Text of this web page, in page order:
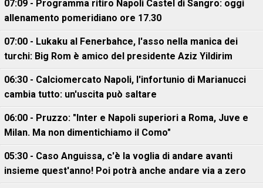
07:09 - Programma ritiro Napoli Castel di Sangro: oggi
allenamento pomeridiano ore 17.30
07:00 - Lukaku al Fenerbahce, l'asso nella manica dei
turchi: Big Rom è amico del presidente Aziz Yildirim
06:30 - Calciomercato Napoli, l'infortunio di Marianucci
cambia tutto: un'uscita può saltare
06:00 - Pruzzo: "Inter e Napoli superiori a Roma, Juve e
Milan. Ma non dimentichiamo il Como"
05:30 - Caso Anguissa, c'è la voglia di andare avanti
insieme quest'anno! Poi potrà anche andare via a zero